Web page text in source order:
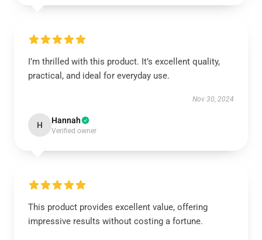
I’m thrilled with this product. It’s excellent quality,
practical, and ideal for everyday use.
Nov 30, 2024
H Hannah
Verified owner
This product provides excellent value, offering
impressive results without costing a fortune.